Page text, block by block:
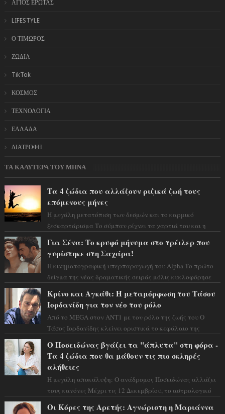
ΑΓΙΟΣ ΕΡΩΤΑΣ
LIFESTYLE
Ο ΤΙΜΩΡΟΣ
ΖΩΔΙΑ
TikTok
ΚΟΣΜΟΣ
ΤΕΧΝΟΛΟΓΙΑ
ΕΛΛΑΔΑ
ΔΙΑΤΡΟΦΗ
ΤΑ ΚΑΛΥΤΕΡΑ ΤΟΥ ΜΗΝΑ
Τα 4 ζώδια που αλλάζουν ριζικά ζωή τους
επόμενους μήνες
Η μεγάλη μετατόπιση των δεσμών και το καρμικό
ξεσκαρτάρισμα Το σύμπαν ρίχνει τα χαρτιά του και η
Για Σένα: Το κρυφό μήνυμα στο τρέιλερ που
γυρίστηκε στη Σαχάρα!
Η κινηματογραφική υπερπαραγωγή του Alpha Το πρώτο
δείγμα της νέας δραματικής σειράς μόλις κυκλοφόρησε
Κρίνο και Αγκάθι: Η μεταμόρφωση του Τάσου
Ιορδανίδη για τον νέο του ρόλο
Από το MEGA στον ΑΝΤ1 με τον ρόλο της ζωής του Ο
Τάσος Ιορδανίδης κλείνει οριστικά το κεφάλαιο της
Ο Ποσειδώνας βγάζει τα "άπλυτα" στη φόρα -
Τα 4 ζώδια που θα μάθουν τις πιο σκληρές
αλήθειες
Η μεγάλη αποκάλυψη: Ο ανάδρομος Ποσειδώνας αλλάζει
τους κανόνες Μέχρι τις 12 Δεκεμβρίου, το αστρολογικό
Οι Κόρες της Αρετής: Αγνώριστη η Μαριάννα